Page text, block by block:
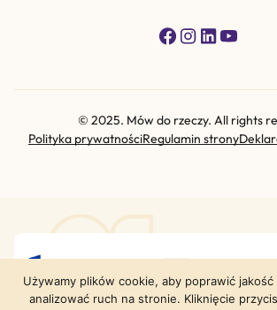
© 2025. Mów do rzeczy. All rights
Polityka prywatnościRegulamin strony
Używamy plików cookie, aby poprawić jakość
analizować ruch na stronie. Kliknięcie